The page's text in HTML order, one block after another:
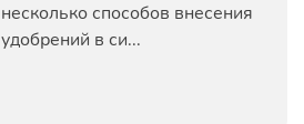
несколько способов внесения
удобрений в си...